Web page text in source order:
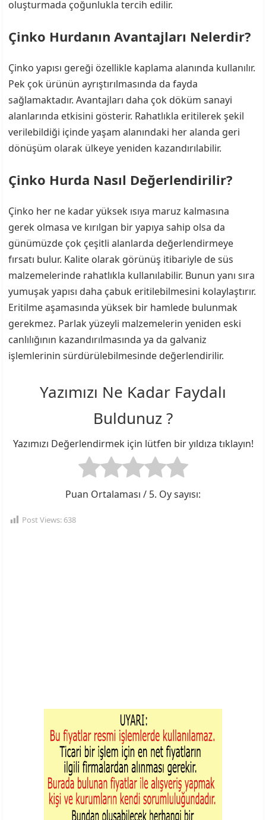
oluşturmada çoğunlukla tercih edilir.
Çinko Hurdanın Avantajları Nelerdir?
Çinko yapısı gereği özellikle kaplama alanında kullanılır.
Pek çok ürünün ayrıştırılmasında da fayda
sağlamaktadır. Avantajları daha çok döküm sanayi
alanlarında etkisini gösterir. Rahatlıkla eritilerek şekil
verilebildiği içinde yaşam alanındaki her alanda geri
dönüşüm olarak ülkeye yeniden kazandırılabilir.
Çinko Hurda Nasıl Değerlendirilir?
Çinko her ne kadar yüksek ısıya maruz kalmasına
gerek olmasa ve kırılgan bir yapıya sahip olsa da
günümüzde çok çeşitli alanlarda değerlendirmeye
fırsatı bulur. Kalite olarak görünüş itibariyle de süs
malzemelerinde rahatlıkla kullanılabilir. Bunun yanı sıra
yumuşak yapısı daha çabuk eritilebilmesini kolaylaştırır.
Eritilme aşamasında yüksek bir hamlede bulunmak
gerekmez. Parlak yüzeyli malzemelerin yeniden eski
canlılığının kazandırılmasında ya da galvaniz
işlemlerinin sürdürülebilmesinde değerlendirilir.
Yazımızı Ne Kadar Faydalı
Buldunuz ?
Yazımızı Değerlendirmek için lütfen bir yıldıza tıklayın!
Puan Ortalaması / 5. Oy sayısı:
Post Views: 638